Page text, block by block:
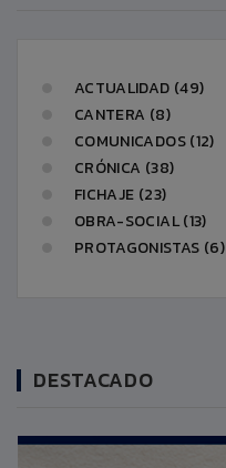
ACTUALIDAD (49)
CANTERA (8)
COMUNICADOS (12)
CRÓNICA (38)
FICHAJE (23)
OBRA-SOCIAL (13)
PROTAGONISTAS (6)
DESTACADO